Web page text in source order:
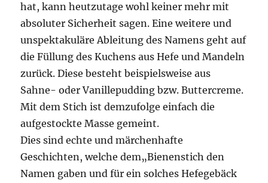
hat, kann heutzutage wohl keiner mehr mit
absoluter Sicherheit sagen. Eine weitere und
unspektakuläre Ableitung des Namens geht auf
die Füllung des Kuchens aus Hefe und Mandeln
zurück. Diese besteht beispielsweise aus
Sahne- oder Vanillepudding bzw. Buttercreme.
Mit dem Stich ist demzufolge einfach die
aufgestockte Masse gemeint.
Dies sind echte und märchenhafte
Geschichten, welche dem„Bienenstich den
Namen gaben und für ein solches Hefegebäck